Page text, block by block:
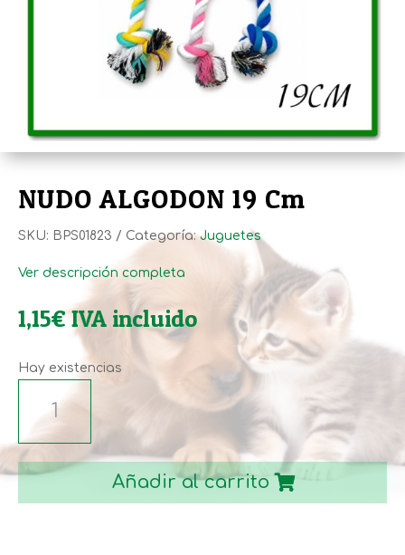
NUDO ALGODON 19 Cm
SKU: BPS01823 Categoría:Juguetes
Ver descripción completa
1,15€ IVA incluido
Hay existencias
cantidad
Añadir al carrito